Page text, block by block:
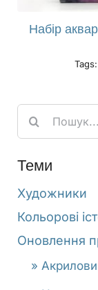
Набір
Tags:
Search
for:
Теми
Художники
Кольорові
Оновлення
»